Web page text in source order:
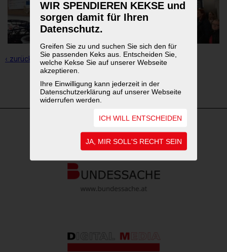
WIR SPENDIEREN KEKSE und
sorgen damit für Ihren
Datenschutz.
Greifen Sie zu und suchen Sie sich den für
Sie passenden Keks aus. Entscheiden Sie,
welche Kekse Sie auf unserer Webseite
akzeptieren.
Ihre Einwilligung kann jederzeit in der
Datenschutzerklärung auf unserer Webseite
widerrufen werden.
ICH WILL ENTSCHEIDEN
JA, MIR SOLL'S RECHT SEIN
‹ zurück zur Übersicht
1 2